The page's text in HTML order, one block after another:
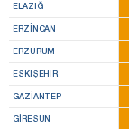
ELAZIĞ
ERZINCAN
ERZURUM
ESKIŞEHIR
GAZIANTEP
GIRESUN